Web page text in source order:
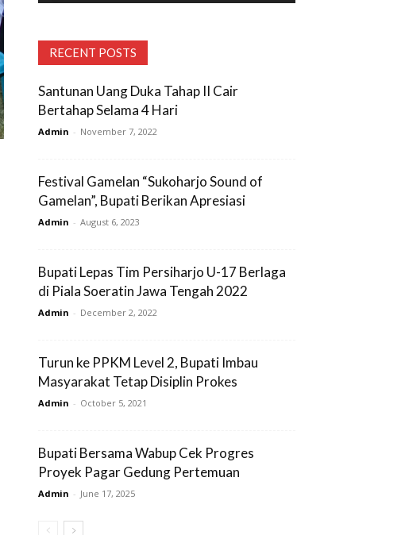
RECENT POSTS
Santunan Uang Duka Tahap II Cair
Bertahap Selama 4 Hari
Admin - November 7, 2022
Festival Gamelan “Sukoharjo Sound of
Gamelan”, Bupati Berikan Apresiasi
Admin - August 6, 2023
Bupati Lepas Tim Persiharjo U-17 Berlaga
di Piala Soeratin Jawa Tengah 2022
Admin - December 2, 2022
Turun ke PPKM Level 2, Bupati Imbau
Masyarakat Tetap Disiplin Prokes
Admin - October 5, 2021
Bupati Bersama Wabup Cek Progres
Proyek Pagar Gedung Pertemuan
Admin - June 17, 2025